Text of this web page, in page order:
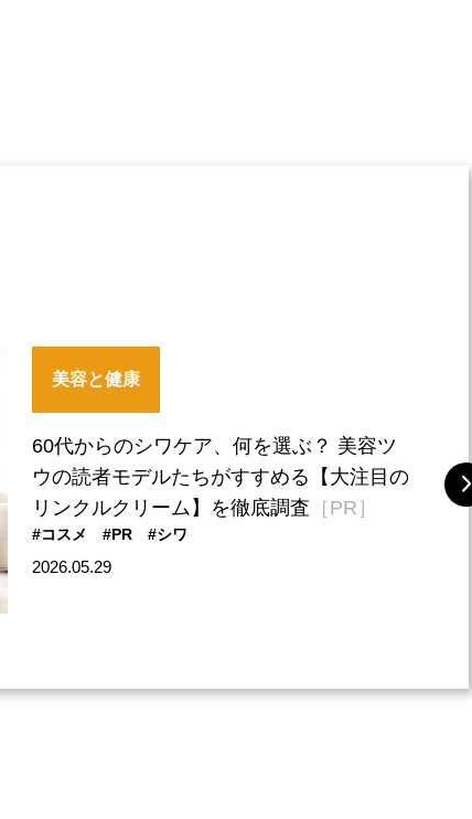
美容と健康
60代からのシワケア、何を選ぶ？ 美容ツ
ウの読者モデルたちがすすめる【大注目の
リンクルクリーム】を徹底調査 ［PR］
#コスメ #PR #シワ
2026.05.29